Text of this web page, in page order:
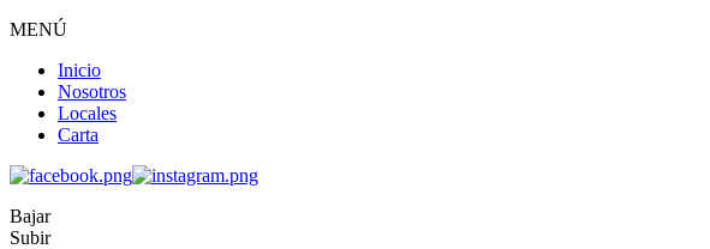
MENÚ
Inicio
Nosotros
Locales
Carta
Bajar
Subir